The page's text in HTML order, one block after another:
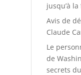
jusqu’à la
Avis de
Claude
Le
de
secrets